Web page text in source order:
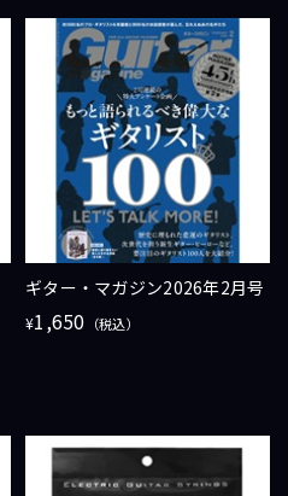
ギター・マガジン2026年2月号
¥1,650 （税込）